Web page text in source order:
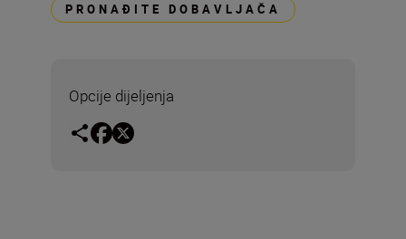
PRONAĐITE DOBAVLJAČA
Opcije dijeljenja